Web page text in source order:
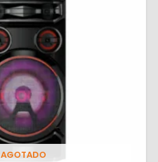
AGOTADO